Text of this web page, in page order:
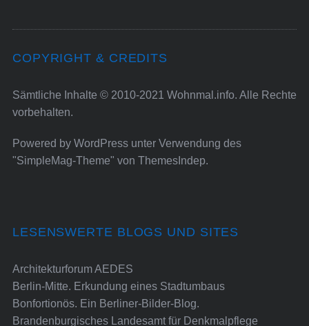
COPYRIGHT & CREDITS
Sämtliche Inhalte © 2010-2021 Wohnmal.info. Alle Rechte
vorbehalten.
Powered by WordPressunter Verwendung des
"SimpleMag-Theme" von ThemesIndep.
LESENSWERTE BLOGS UND SITES
Architekturforum AEDES
Berlin-Mitte. Erkundung eines Stadtumbaus
Bonfortionös. Ein Berliner-Bilder-Blog.
Brandenburgisches Landesamt für Denkmalpflege